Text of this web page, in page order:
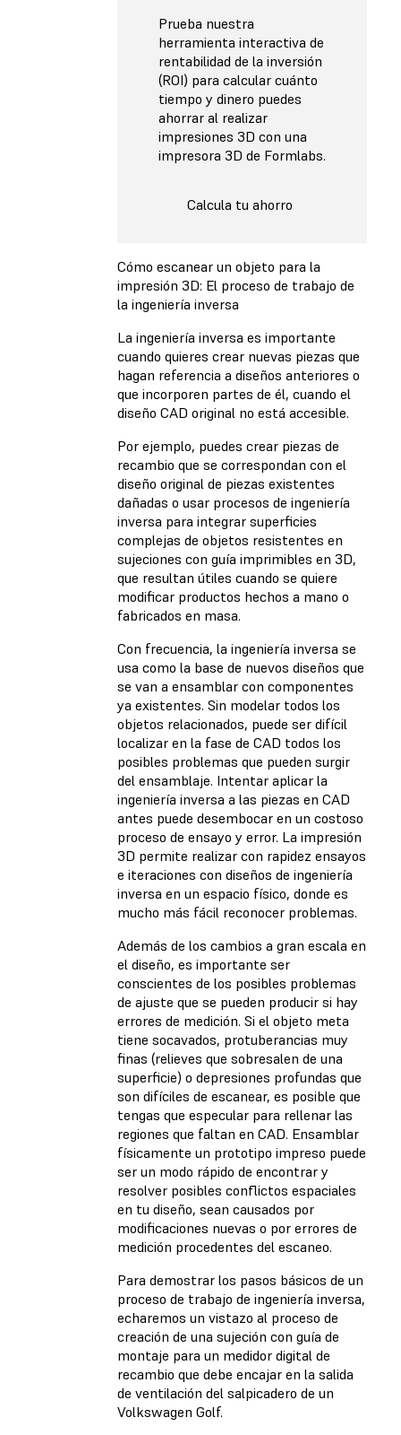
Prueba nuestra
herramienta interactiva de
rentabilidad de la inversión
(ROI) para calcular cuánto
tiempo y dinero puedes
ahorrar al realizar
impresiones 3D con una
impresora 3D de Formlabs.
Calcula tu ahorro
Cómo escanear un objeto para la
impresión 3D: El proceso de trabajo de
la ingeniería inversa
La ingeniería inversa es importante
cuando quieres crear nuevas piezas que
hagan referencia a diseños anteriores o
que incorporen partes de él, cuando el
diseño CAD original no está accesible.
Por ejemplo, puedes crear piezas de
recambio que se correspondan con el
diseño original de piezas existentes
dañadas o usar procesos de ingeniería
inversa para integrar superficies
complejas de objetos resistentes en
sujeciones con guía imprimibles en 3D,
que resultan útiles cuando se quiere
modificar productos hechos a mano o
fabricados en masa.
Con frecuencia, la ingeniería inversa se
usa como la base de nuevos diseños que
se van a ensamblar con componentes
ya existentes. Sin modelar todos los
objetos relacionados, puede ser difícil
localizar en la fase de CAD todos los
posibles problemas que pueden surgir
del ensamblaje. Intentar aplicar la
ingeniería inversa a las piezas en CAD
antes puede desembocar en un costoso
proceso de ensayo y error. La impresión
3D permite realizar con rapidez ensayos
e iteraciones con diseños de ingeniería
inversa en un espacio físico, donde es
mucho más fácil reconocer problemas.
Además de los cambios a gran escala en
el diseño, es importante ser
conscientes de los posibles problemas
de ajuste que se pueden producir si hay
errores de medición. Si el objeto meta
tiene socavados, protuberancias muy
finas (relieves que sobresalen de una
superficie) o depresiones profundas que
son difíciles de escanear, es posible que
tengas que especular para rellenar las
regiones que faltan en CAD. Ensamblar
físicamente un prototipo impreso puede
ser un modo rápido de encontrar y
resolver posibles conflictos espaciales
en tu diseño, sean causados por
modificaciones nuevas o por errores de
medición procedentes del escaneo.
Para demostrar los pasos básicos de un
proceso de trabajo de ingeniería inversa,
echaremos un vistazo al proceso de
creación de una sujeción con guía de
montaje para un medidor digital de
recambio que debe encajar en la salida
de ventilación del salpicadero de un
Volkswagen Golf.